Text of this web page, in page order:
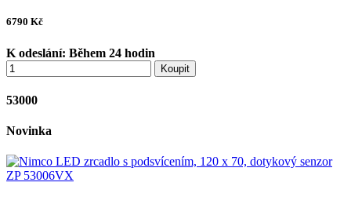
6790 Kč
K odeslání: Během 24 hodin
Koupit
53000
Novinka